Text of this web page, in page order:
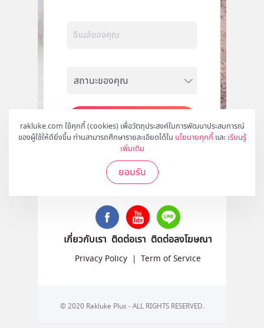
rakluke.com ใช้คุกกี้ (cookies) เพื่อวัตถุประสงค์ในการพัฒนาประสบการณ์
ของผู้ใช้ให้ดียิ่งขึ้น ท่านสามารถศึกษารายละเอียดได้ใน นโยบายคุกกี้ และ เรียนรู้
เพิ่มเติม
ยอมรับ
สมัคร
ติดตามเราได้ที่
เกี่ยวกับเรา ติดต่อเรา ติดต่อลงโฆษณา
Privacy Policy | Term of Service
© 2020 Rakluke Plus - ALL RIGHTS RESERVED.